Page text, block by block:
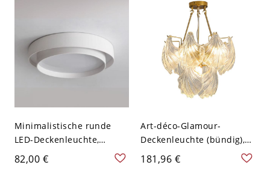
110V-120V 60,96 cm
Minimalistische runde
LED-Deckenleuchte,
mehrschichtige
Deckenleuchte mit
82,00 €
Art-déco-Glamour-
Deckenleuchte (bündig),
Goldfinish mit
strukturierten Glas-
181,96 €